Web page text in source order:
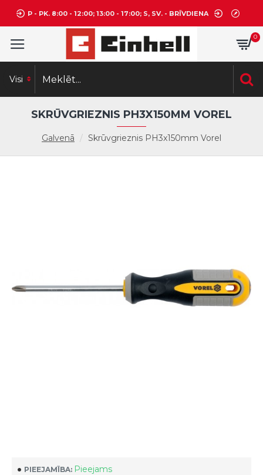
P - PK. 8:00 - 12:00; 13:00 - 17:00; S, SV. - BRĪVDIENA
0
Visi
Galvenā Skrūvgrieznis PH3x150mm Vorel
SKRŪVGRIEZNIS PH3X150MM VOREL
PIEEJAMĪBA: Pieejams